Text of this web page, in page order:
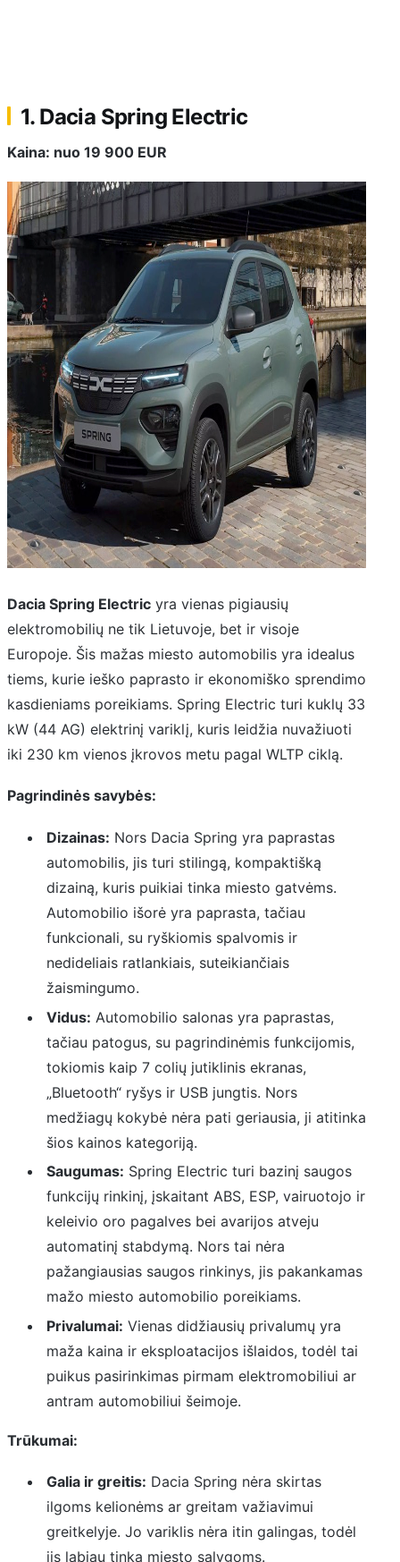
1. Dacia Spring Electric
Kaina: nuo 19 900 EUR
Dacia Spring Electric yra vienas pigiausių
elektromobilių ne tik Lietuvoje, bet ir visoje
Europoje. Šis mažas miesto automobilis yra idealus
tiems, kurie ieško paprasto ir ekonomiško sprendimo
kasdieniams poreikiams. Spring Electric turi kuklų 33
kW (44 AG) elektrinį variklį, kuris leidžia nuvažiuoti
iki 230 km vienos įkrovos metu pagal WLTP ciklą.
Pagrindinės savybės:
Dizainas: Nors Dacia Spring yra paprastas
automobilis, jis turi stilingą, kompaktišką
dizainą, kuris puikiai tinka miesto gatvėms.
Automobilio išorė yra paprasta, tačiau
funkcionali, su ryškiomis spalvomis ir
nedideliais ratlankiais, suteikiančiais
žaismingumo.
Vidus: Automobilio salonas yra paprastas,
tačiau patogus, su pagrindinėmis funkcijomis,
tokiomis kaip 7 colių jutiklinis ekranas,
„Bluetooth“ ryšys ir USB jungtis. Nors
medžiagų kokybė nėra pati geriausia, ji atitinka
šios kainos kategoriją.
Saugumas: Spring Electric turi bazinį saugos
funkcijų rinkinį, įskaitant ABS, ESP, vairuotojo ir
keleivio oro pagalves bei avarijos atveju
automatinį stabdymą. Nors tai nėra
pažangiausias saugos rinkinys, jis pakankamas
mažo miesto automobilio poreikiams.
Privalumai: Vienas didžiausių privalumų yra
maža kaina ir eksploatacijos išlaidos, todėl tai
puikus pasirinkimas pirmam elektromobiliui ar
antram automobiliui šeimoje.
Trūkumai:
Galia ir greitis: Dacia Spring nėra skirtas
ilgoms kelionėms ar greitam važiavimui
greitkelyje. Jo variklis nėra itin galingas, todėl
jis labiau tinka miesto sąlygoms.